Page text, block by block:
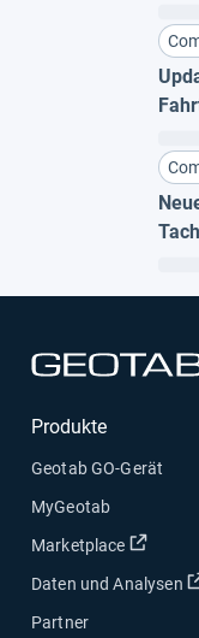
Produkte
Geotab GO-Gerät
MyGeotab
Marketplace
In
Daten und Analysen
Partner